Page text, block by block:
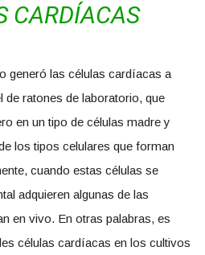
CARDÍACAS
generó las células cardíacas a
de ratones de laboratorio, que
en un tipo de células madre y
los tipos celulares que forman
cuando estas células se
adquieren algunas de las
en vivo. En otras palabras, es
células cardíacas en los cultivos